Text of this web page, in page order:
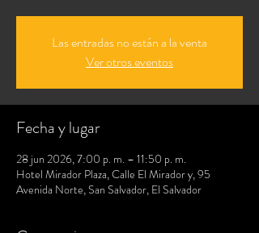
Las entradas no están a la venta
Ver otros eventos
Fecha y lugar
28 jun 2026, 7:00 p. m. – 11:50 p. m.
Hotel Mirador Plaza, Calle El Mirador y, 95
Avenida Norte, San Salvador, El Salvador